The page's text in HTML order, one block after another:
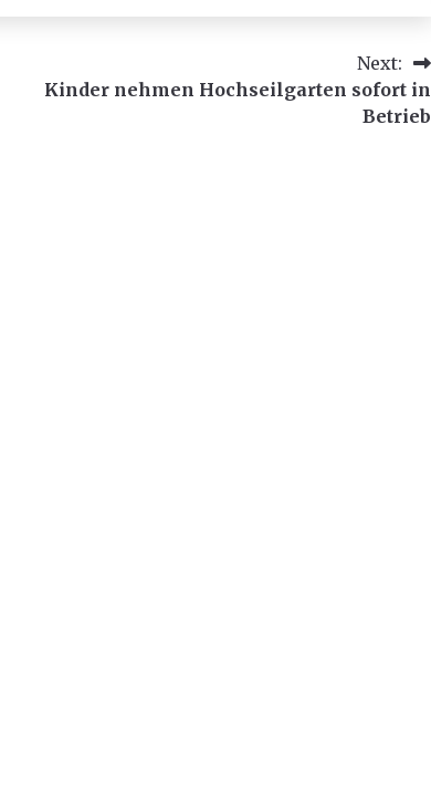
Next:
Kinder nehmen Hochseilgarten sofort in
Betrieb